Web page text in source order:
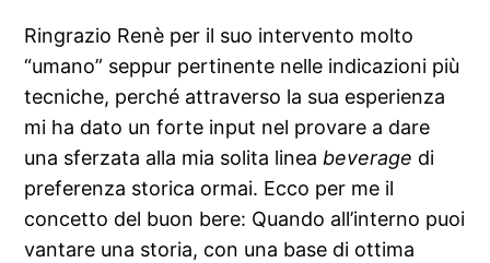
Ringrazio Renè per il suo intervento molto
“umano” seppur pertinente nelle indicazioni più
tecniche, perché attraverso la sua esperienza
mi ha dato un forte input nel provare a dare
una sferzata alla mia solita lineabeverage di
preferenza storica ormai. Ecco per me il
concetto del buon bere: Quando all’interno puoi
vantare una storia, con una base di ottima